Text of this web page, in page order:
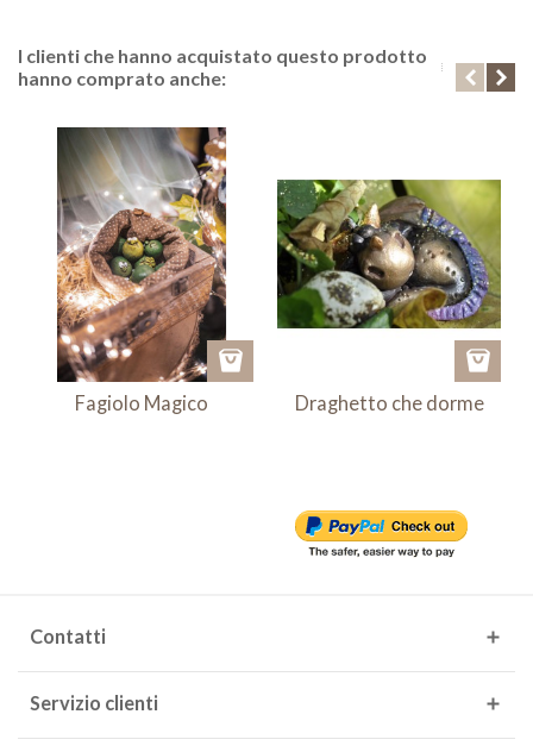
I clienti che hanno acquistato questo prodotto
hanno comprato anche:
Fagiolo Magico Draghetto che dorme
Contatti
Servizio clienti